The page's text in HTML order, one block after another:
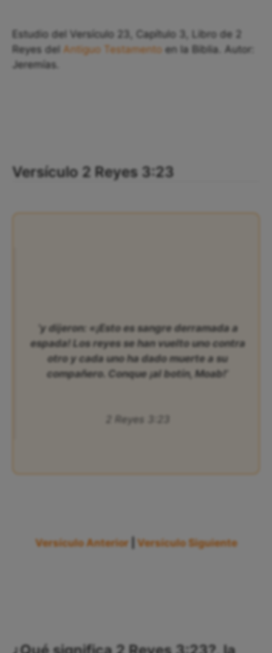
Estudio del Versículo 23, Capítulo 3, Libro de 2
Reyes del Antiguo Testamento en la Biblia. Autor:
Jeremías.
Versículo 2 Reyes 3:23
‘y dijeron: «¡Esto es sangre derramada a
espada! Los reyes se han vuelto uno contra
otro y cada uno ha dado muerte a su
compañero. Conque ¡al botín, Moab!’
2 Reyes 3:23
Versículo Anterior Versículo Siguiente